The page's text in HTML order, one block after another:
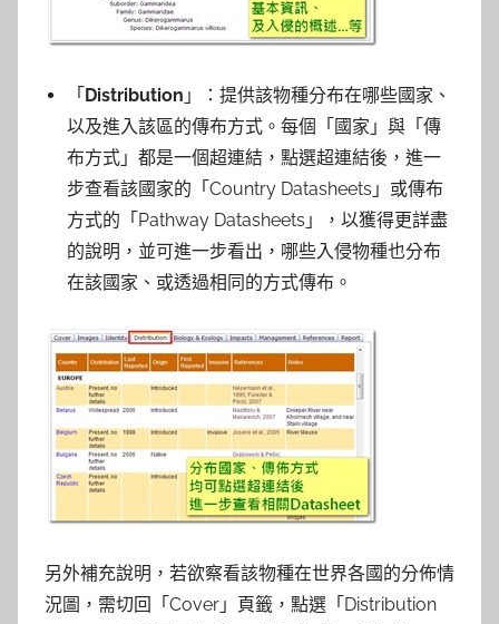
「Distribution 」：提供該物種分布在哪些國家、
以及進入該區的傳布方式。每個「國家」與「傳
布方式」都是一個超連結，點選超連結後，進一
步查看該國家的「Country Datasheets」或傳布
方式的「Pathway Datasheets」，以獲得更詳盡
的說明，並可進一步看出，哪些入侵物種也分布
在該國家、或透過相同的方式傳布。
另外補充說明，若欲察看該物種在世界各國的分佈情
況圖， 需切回「Cover」頁籤，點選「Distribution